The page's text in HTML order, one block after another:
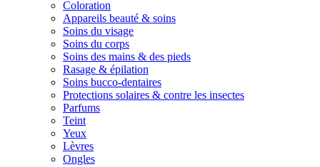
Coloration
Appareils beauté & soins
Soins du visage
Soins du corps
Soins des mains & des pieds
Rasage & épilation
Soins bucco-dentaires
Protections solaires & contre les insectes
Parfums
Teint
Yeux
Lèvres
Ongles